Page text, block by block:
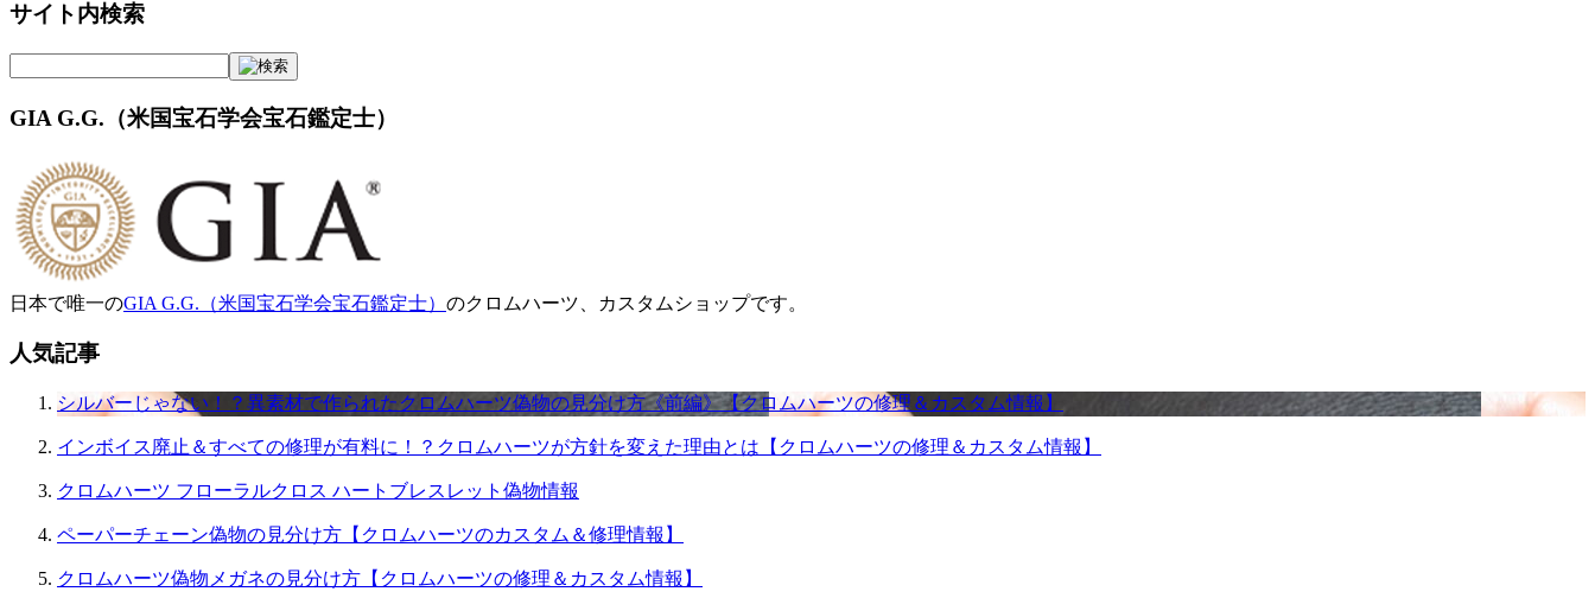
ナ
ビ
ー
シ
ョ
ン
サイト内検索
GIA G.G.（米国宝石学会宝石鑑定士）
日本で唯一のGIA G.G.（米国宝石学会宝石鑑定士） のクロムハーツ、カスタムショップです。
人気記事
シルバーじゃない！？異素材で作られたクロムハーツ偽物の見分け方《前編》【クロムハーツの修理＆カスタム情報】
インボイス廃止＆すべての修理が有料に！？クロムハーツが方針を変えた理由とは【クロムハーツの修理＆カスタム情報】
クロムハーツ フローラルクロス ハートブレスレット偽物情報
ペーパーチェーン偽物の見分け方【クロムハーツのカスタム＆修理情報】
クロムハーツ偽物メガネの見分け方【クロムハーツの修理＆カスタム情報】